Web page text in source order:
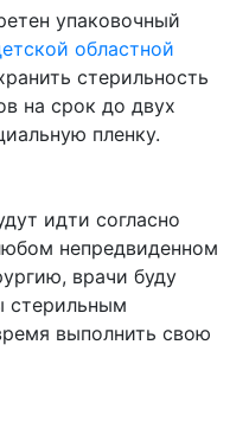
упаковочный
областной
стерильность
на срок до двух
пленку.
идти согласно
непредвиденном
врачи буду
стерильным
выполнить свою